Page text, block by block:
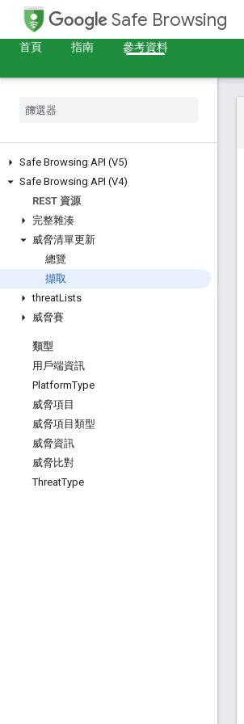
Safe Browsing
首頁 指南 參考資料
Safe Browsing API (V5)
Safe Browsing API (V4)
REST 資源
完整雜湊
威脅清單更新
總覽
擷取
threatLists
威脅賽
類型
用戶端資訊
PlatformType
威脅項目
威脅項目類型
威脅資訊
威脅比對
ThreatType